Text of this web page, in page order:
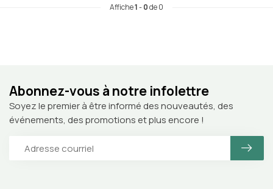
Affiche1-0de 0
Abonnez-vous à notre infolettre
Soyez le premier à être informé des nouveautés, des
événements, des promotions et plus encore !